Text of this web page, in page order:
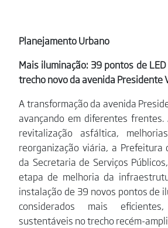
Planejamento Urbano
Mais iluminação: 39 pontos de
trecho novo da avenida Presidente
A transformação da avenida
avançando em diferentes
revitalização asfáltica,
reorganização viária, a Prefeitura
da Secretaria de Serviços
etapa de melhoria da
instalação de 39 novos pontos de
considerados mais
sustentáveis no trecho recém-